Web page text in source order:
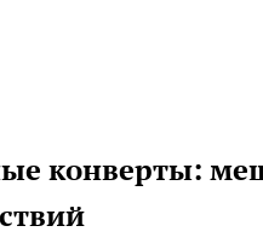
конверты: